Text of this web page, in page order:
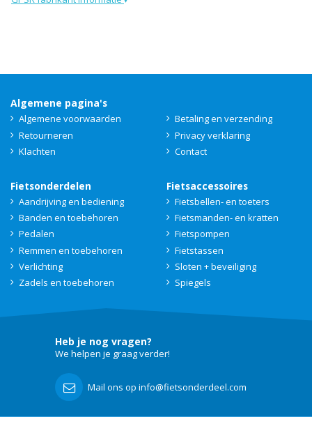
Algemene pagina's
Algemene voorwaarden
Betaling en verzending
Retourneren
Privacy verklaring
Klachten
Contact
Fietsonderdelen
Aandrijving en bediening
Banden en toebehoren
Pedalen
Remmen en toebehoren
Verlichting
Zadels en toebehoren
Fietsaccessoires
Fietsbellen- en toeters
Fietsmanden- en kratten
Fietspompen
Fietstassen
Sloten + beveiliging
Spiegels
Heb je nog vragen?
We helpen je graag verder!
Mail ons op info@fietsonderdeel.com